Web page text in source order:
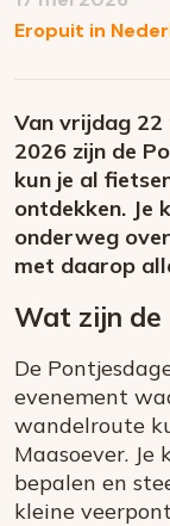
Eropuit in
Van vrijdag
2026 zijn de
kun je al
ontdekken. Je
onderweg
met daarop
Wat zijn de
De
evenement
wandelroute
Maasoever.
bepalen en
kleine